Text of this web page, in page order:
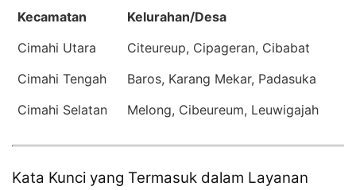
Kecamatan
Kelurahan/Desa
Cimahi Utara
Citeureup, Cipageran, Cibabat
Cimahi Tengah
Baros, Karang Mekar, Padasuka
Cimahi Selatan
Melong, Cibeureum, Leuwigajah
Kata Kunci yang Termasuk dalam Layanan